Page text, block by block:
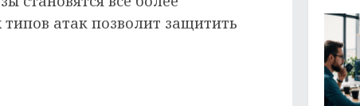
атак позволит защитить